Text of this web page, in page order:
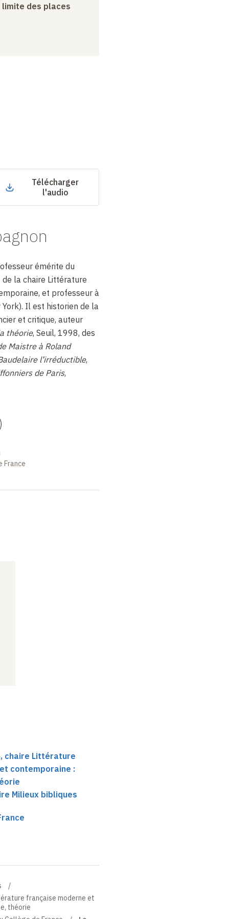
limite des places
Télécharger
l'audio
émérite du
la chaire Littérature
et professeur à
Il est historien de la
et critique, auteur
théorie, Seuil, 1998, des
Maistre à Roland
l’irréductible,
de Paris,
France
chaire Littérature
contemporaine :
Milieux bibliques
française moderne et
théorie